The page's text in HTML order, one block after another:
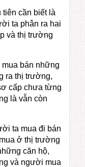
cần biết là
ta phân ra hai
và thị trường
bán những
ra thị trường,
cấp chưa từng
là vẫn còn
ta mua đi bán
ở thị trường
căn hộ,
và người mua